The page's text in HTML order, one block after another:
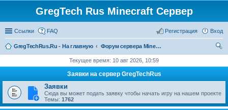
GregTech Rus Minecraft Сервер
Ссылки FAQ Вход
Регистрация
GregTechRus.Ru - На главную
Форум сервера Minecraft Gregtech 1.7.10
Текущее время: 10 авг 2026, 10:59
Заявки на сервер GregTechRus
Заявки
Сюда вы может подать заявку чтобы начать игру на нашем проекте
Темы: 1762